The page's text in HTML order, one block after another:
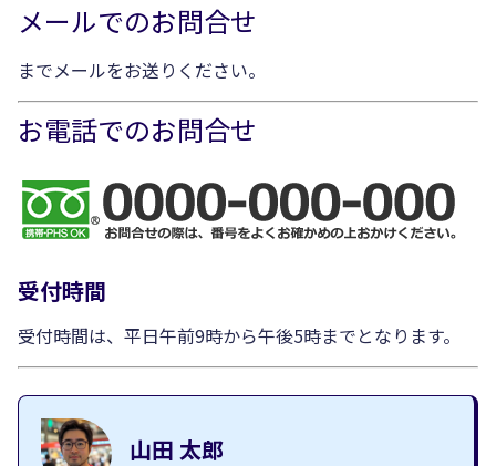
メールでのお問合せ
までメールをお送りください。
お電話でのお問合せ
受付時間
受付時間は、平日午前9時から午後5時までとなります。
山田 太郎